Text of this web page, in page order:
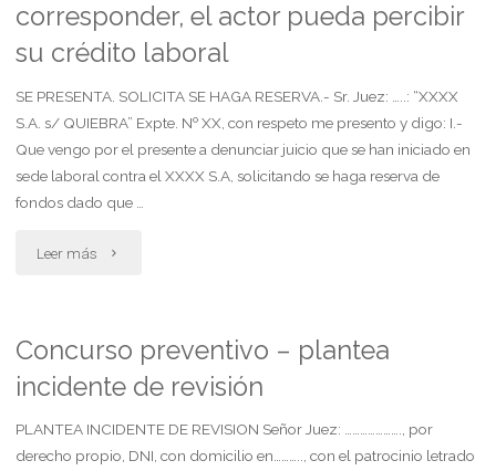
218
de
concursos
y
quiebras"
corresponder, el actor pueda percibir
su crédito laboral
SE PRESENTA. SOLICITA SE HAGA RESERVA.- Sr. Juez: …..: “XXXX
S.A. s/ QUIEBRA” Expte. Nº XX, con respeto me presento y digo: I.-
Que vengo por el presente a denunciar juicio que se han iniciado en
sede laboral contra el XXXX S.A, solicitando se haga reserva de
fondos dado que …
Leer más "Quiebra.
reserva
de
Concurso preventivo – plantea
incidente de revisión
PLANTEA INCIDENTE DE REVISION Señor Juez: …………………., por
derecho propio, DNI, con domicilio en……….., con el patrocinio letrado